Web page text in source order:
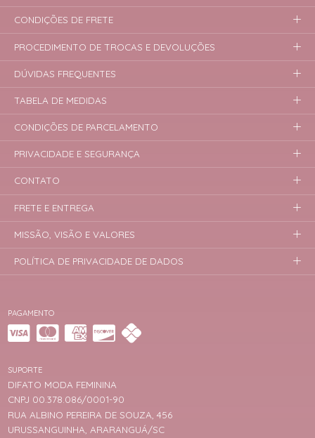
PAGAMENTO
SUPORTE
DIFATO MODA FEMININA
CNPJ 00.378.086/0001-90
RUA ALBINO PEREIRA DE SOUZA, 456
URUSSANGUINHA, ARARANGUÁ/SC
CONDIÇÕES DE FRETE
PROCEDIMENTO DE TROCAS E DEVOLUÇÕES
DÚVIDAS FREQUENTES
TABELA DE MEDIDAS
CONDIÇÕES DE PARCELAMENTO
PRIVACIDADE E SEGURANÇA
CONTATO
FRETE E ENTREGA
MISSÃO, VISÃO E VALORES
POLÍTICA DE PRIVACIDADE DE DADOS